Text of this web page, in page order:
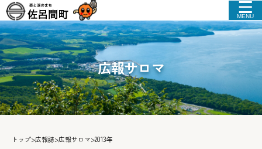
MENU
広報サロマ
トップ>広報誌>広報サロマ>2013年